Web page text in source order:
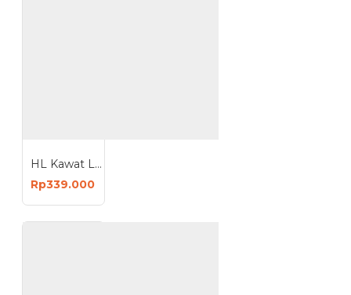
HL Kawat Las Flux Core Berat 5 Kg 1 Roll Untuk Mesin MIG
Rp339.000